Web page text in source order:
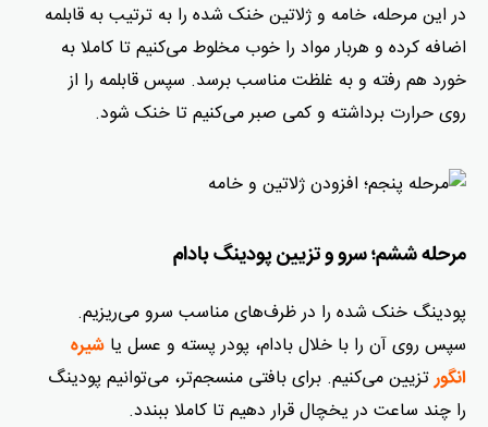
در این مرحله، خامه و ژلاتین خنک شده را به ترتیب به قابلمه
اضافه کرده و هربار مواد را خوب مخلوط می‌کنیم تا کاملا به
خورد هم رفته و به غلظت مناسب برسد. سپس قابلمه را از
روی حرارت برداشته و کمی صبر می‌کنیم تا خنک شود.
مرحله ششم؛ سرو و تزیین پودینگ بادام
پودینگ خنک شده را در ظرف‌های مناسب سرو می‌ریزیم.
سپس روی آن را با خلال بادام، پودر پسته و عسل یا شیره
انگورتزیین می‌کنیم. برای بافتی منسجم‌تر، می‌توانیم پودینگ
را چند ساعت در یخچال قرار دهیم تا کاملا ببندد.